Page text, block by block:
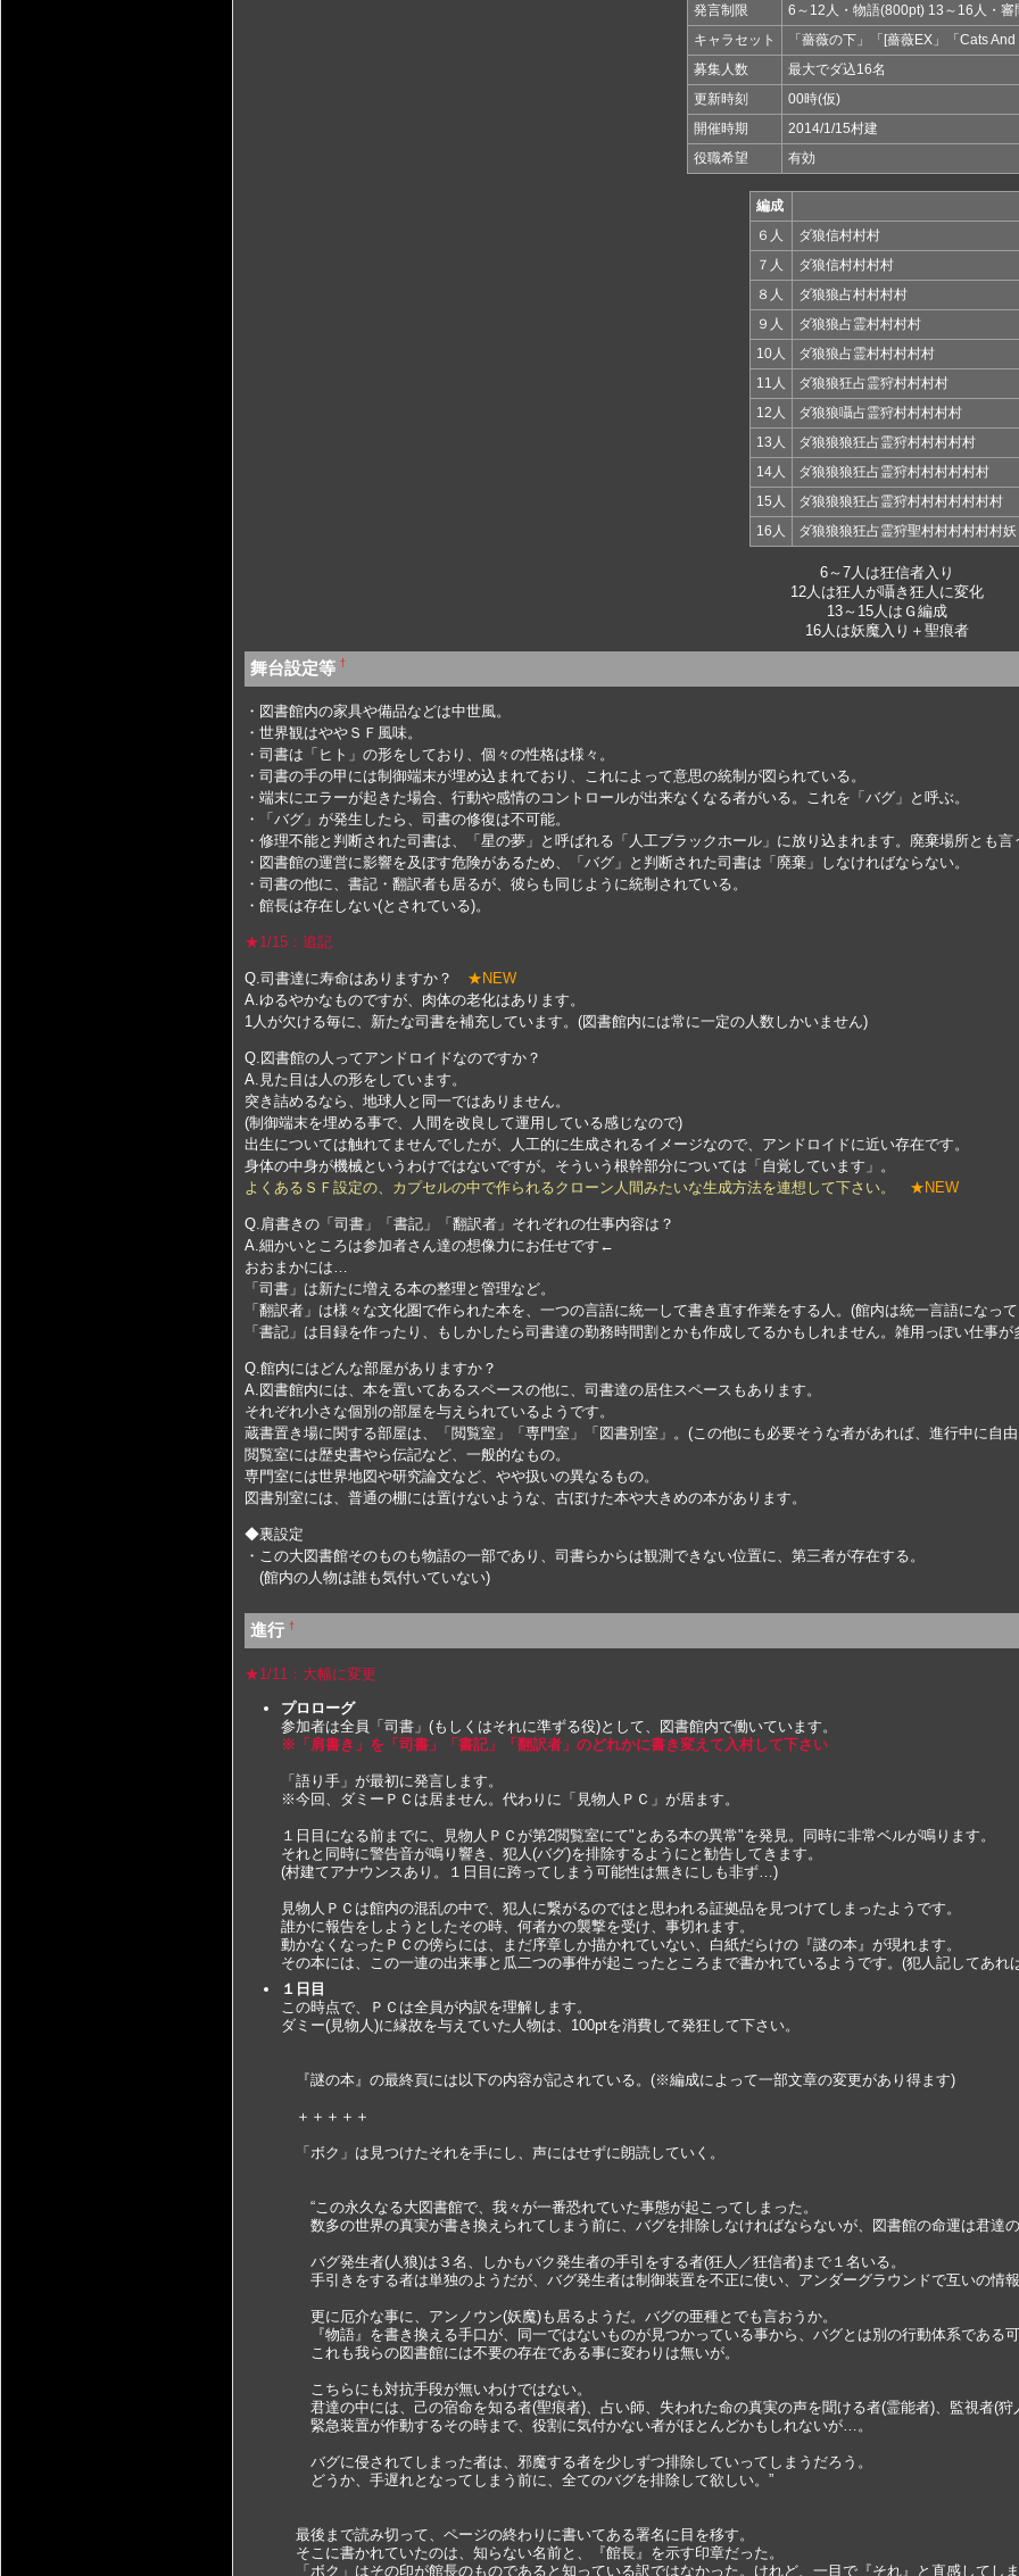
発言制限
6～12人・物語(800pt) 13～16人・審
キャラセット
「薔薇の下」「[薔薇EX」「Cats
募集人数
最大でダ込16名
更新時刻
00時(仮)
開催時期
2014/1/15村建
役職希望
有効
編成
６人
ダ狼信村村村
７人
ダ狼信村村村村
８人
ダ狼狼占村村村村
９人
ダ狼狼占霊村村村村
10人
ダ狼狼占霊村村村村村
11人
ダ狼狼狂占霊狩村村村村
12人
ダ狼狼囁占霊狩村村村村村
13人
ダ狼狼狼狂占霊狩村村村村村
14人
ダ狼狼狼狂占霊狩村村村村村村
15人
ダ狼狼狼狂占霊狩村村村村村村村
16人
ダ狼狼狼狂占霊狩聖村村村村村村妖
6～7人は狂信者入り
12人は狂人が囁き狂人に変化
13～15人はＧ編成
16人は妖魔入り＋聖痕者
舞台設定等 †
・図書館内の家具や備品などは中世風。
・世界観はややＳＦ風味。
・司書は「ヒト」の形をしており、個々の性格は様々。
・司書の手の甲には制御端末が埋め込まれており、これによって意思の統制が図られている。
・端末にエラーが起きた場合、行動や感情のコントロールが出来なくなる者がいる。これを「バグ」と呼ぶ。
・「バグ」が発生したら、司書の修復は不可能。
・修理不能と判断された司書は、「星の夢」と呼ばれる「人工ブラックホール」に放り込まれます。廃棄場所とも言
・図書館の運営に影響を及ぼす危険があるため、「バグ」と判断された司書は「廃棄」しなければならない。
・司書の他に、書記・翻訳者も居るが、彼らも同じように統制されている。
・館長は存在しない(とされている)。
★1/15：追記
Q.司書達に寿命はありますか？ ★NEW
A.ゆるやかなものですが、肉体の老化はあります。
1人が欠ける毎に、新たな司書を補充しています。(図書館内には常に一定の人数しかいません)
Q.図書館の人ってアンドロイドなのですか？
A.見た目は人の形をしています。
突き詰めるなら、地球人と同一ではありません。
(制御端末を埋める事で、人間を改良して運用している感じなので)
出生については触れてませんでしたが、人工的に生成されるイメージなので、アンドロイドに近い存在です。
身体の中身が機械というわけではないですが。そういう根幹部分については「自覚しています」。
よくあるＳＦ設定の、カプセルの中で作られるクローン人間みたいな生成方法を連想して下さい。
★NEW
Q.肩書きの「司書」「書記」「翻訳者」それぞれの仕事内容は？
A.細かいところは参加者さん達の想像力にお任せです←
おおまかには…
「司書」は新たに増える本の整理と管理など。
「翻訳者」は様々な文化圏で作られた本を、一つの言語に統一して書き直す作業をする人。(館内は統一言語になっ
「書記」は目録を作ったり、もしかしたら司書達の勤務時間割とかも作成してるかもしれません。雑用っぽい仕事
Q.館内にはどんな部屋がありますか？
A.図書館内には、本を置いてあるスペースの他に、司書達の居住スペースもあります。
それぞれ小さな個別の部屋を与えられているようです。
蔵書置き場に関する部屋は、「閲覧室」「専門室」「図書別室」。(この他にも必要そうな者があれば、進行中に自
閲覧室には歴史書やら伝記など、一般的なもの。
専門室には世界地図や研究論文など、やや扱いの異なるもの。
図書別室には、普通の棚には置けないような、古ぼけた本や大きめの本があります。
◆裏設定
・この大図書館そのものも物語の一部であり、司書らからは観測できない位置に、第三者が存在する。
(館内の人物は誰も気付いていない)
進行 †
★1/11：大幅に変更
プロローグ
参加者は全員「司書」(もしくはそれに準ずる役)として、図書館内で働いています。
※「肩書き」を「司書」「書記」「翻訳者」のどれかに書き変えて入村して下さい
「語り手」が最初に発言します。
※今回、ダミーＰＣは居ません。代わりに「見物人ＰＣ」が居ます。
１日目になる前までに、見物人ＰＣが第2閲覧室にて"とある本の異常"を発見。同時に非常ベルが鳴ります。
それと同時に警告音が鳴り響き、犯人(バグ)を排除するようにと勧告してきます。
(村建てアナウンスあり。１日目に跨ってしまう可能性は無きにしも非ず…)
見物人ＰＣは館内の混乱の中で、犯人に繋がるのではと思われる証拠品を見つけてしまったようです。
誰かに報告をしようとしたその時、何者かの襲撃を受け、事切れます。
動かなくなったＰＣの傍らには、まだ序章しか描かれていない、白紙だらけの『謎の本』が現れます。
その本には、この一連の出来事と瓜二つの事件が起こったところまで書かれているようです。(犯人記してあ
１日目
この時点で、ＰＣは全員が内訳を理解します。
ダミー(見物人)に縁故を与えていた人物は、100ptを消費して発狂して下さい。
『謎の本』の最終頁には以下の内容が記されている。(※編成によって一部文章の変更があり得ます)
＋＋＋＋＋
「ボク」は見つけたそれを手にし、声にはせずに朗読していく。
“この永久なる大図書館で、我々が一番恐れていた事態が起こってしまった。
数多の世界の真実が書き換えられてしまう前に、バグを排除しなければならないが、図書館の命運は君達
バグ発生者(人狼)は３名、しかもバク発生者の手引をする者(狂人／狂信者)まで１名いる。
手引きをする者は単独のようだが、バグ発生者は制御装置を不正に使い、アンダーグラウンドで互いの情
更に厄介な事に、アンノウン(妖魔)も居るようだ。バグの亜種とでも言おうか。
『物語』を書き換える手口が、同一ではないものが見つかっている事から、バグとは別の行動体系である
これも我らの図書館には不要の存在である事に変わりは無いが。
こちらにも対抗手段が無いわけではない。
君達の中には、己の宿命を知る者(聖痕者)、占い師、失われた命の真実の声を聞ける者(霊能者)、監視者(狩
緊急装置が作動するその時まで、役割に気付かない者がほとんどかもしれないが…。
バグに侵されてしまった者は、邪魔する者を少しずつ排除していってしまうだろう。
どうか、手遅れとなってしまう前に、全てのバグを排除して欲しい。”
最後まで読み切って、ページの終わりに書いてある署名に目を移す。
そこに書かれていたのは、知らない名前と、『館長』を示す印章だった。
「ボク」はその印が館長のものであると知っている訳ではなかった。けれど、一目で『それ』と直感してし